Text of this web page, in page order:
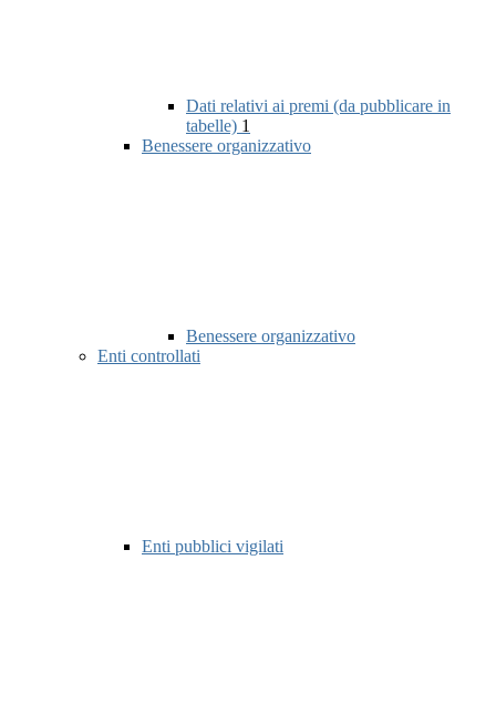
Dati relativi ai premi (da pubblicare in
tabelle) 1
Benessere organizzativo
Benessere organizzativo
Enti controllati
Enti pubblici vigilati